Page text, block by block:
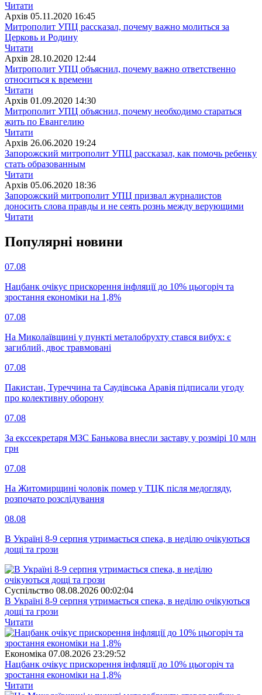
Читати
Архiв 05.11.2020 16:45
Митрополит УПЦ рассказал, почему важно молиться за
Церковь и Родину
Читати
Архiв 28.10.2020 12:44
Митрополит УПЦ объяснил, почему важно ответственно
относиться к времени
Читати
Архiв 01.09.2020 14:30
Митрополит УПЦ объяснил, почему необходимо стараться
жить по Евангелию
Читати
Архiв 26.06.2020 19:24
Запорожский митрополит УПЦ рассказал, как помочь ребенку
стать образованным
Читати
Архiв 05.06.2020 18:36
Запорожский митрополит УПЦ призвал журналистов
доносить слова правды и не сеять рознь между верующими
Читати
Популярнi новини
07.08
Нацбанк очікує прискорення інфляції до 10% цьогоріч та
зростання економіки на 1,8%
07.08
На Миколаївщині у пункті металобрухту стався вибух: є
загиблий, двоє травмовані
07.08
Пакистан, Туреччина та Саудівська Аравія підписали угоду
про колективну оборону
07.08
За екссекретаря МЗС Банькова внесли заставу у розмірі 10 млн
грн
07.08
На Житомирщині чоловік помер у ТЦК після медогляду,
розпочато розслідування
08.08
В Україні 8-9 серпня утримається спека, в неділю очікуються
дощі та грози
Суспiльство 08.08.2026 00:02:04
В Україні 8-9 серпня утримається спека, в неділю очікуються
дощі та грози
Читати
Економіка 07.08.2026 23:29:52
Нацбанк очікує прискорення інфляції до 10% цьогоріч та
зростання економіки на 1,8%
Читати